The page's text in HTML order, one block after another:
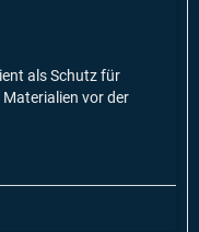
als Schutz für
Materialien vor der